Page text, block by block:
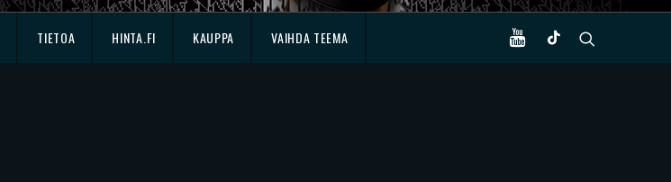
TIETOA HINTA.FI KAUPPA VAIHDA TEEMA